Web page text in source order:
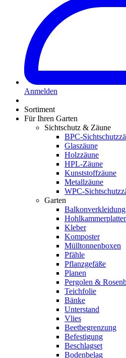
Anmelden
Sortiment
Für Ihren Garten
Sichtschutz & Zäune
BPC-
Glaszäune
Holzzäune
HPL-Zäune
Kunststoffzäune
Metallzäune
WPC-
Garten
Balkonverkleidung
Kleber
Komposter
Mülltonnenboxen
Pfähle
Pflanzgefäße
Planen
Pergolen &
Teichfolie
Bänke
Unterstand
Vlies
Beetbegrenzung
Befestigung
Beschlagset
Bodenbelag